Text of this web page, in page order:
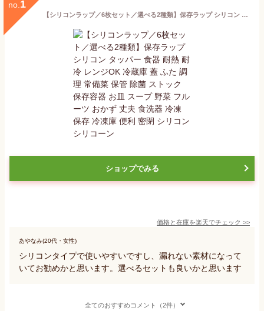
no. 1
【シリコンラップ／6枚セット／選べる2種類】保存ラップ シリコン タッパー 食器 耐熱 耐冷 レンジOK 冷蔵庫 蓋 ふた 調理 常備菜 保管 除菌 ストック 保存容器 お皿 スープ 野菜 フルーツ おかず 丈夫 食洗器 冷凍 保存 冷凍庫 便利 密閉 シリコン シリコーン
ショップでみる
価格と在庫を楽天でチェック >>
あやなみ(20代・女性)
シリコンタイプで使いやすいですし、漏れない素材になって
いてお勧めかと思います。選べるセットも良いかと思います
全てのおすすめコメント（2件）